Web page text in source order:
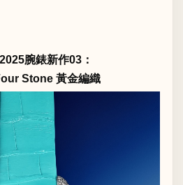
腕錶新作03：
Stone 黃金編織